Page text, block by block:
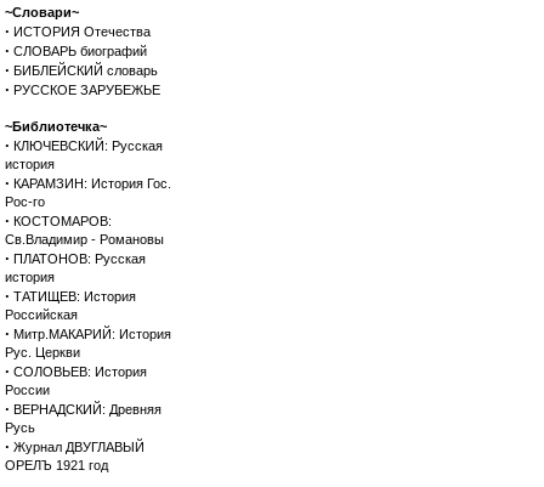
~Словари~
· ИСТОРИЯ Отечества
· СЛОВАРЬ биографий
· БИБЛЕЙСКИЙ словарь
· РУССКОЕ ЗАРУБЕЖЬЕ
~Библиотечка~
· КЛЮЧЕВСКИЙ: Русская
история
· КАРАМЗИН: История Гос.
Рос-го
· КОСТОМАРОВ:
Св.Владимир - Романовы
· ПЛАТОНОВ: Русская
история
· ТАТИЩЕВ: История
Российская
· Митр.МАКАРИЙ: История
Рус. Церкви
· СОЛОВЬЕВ: История
России
· ВЕРНАДСКИЙ: Древняя
Русь
· Журнал ДВУГЛАВЫЙ
ОРЕЛЪ 1921 год